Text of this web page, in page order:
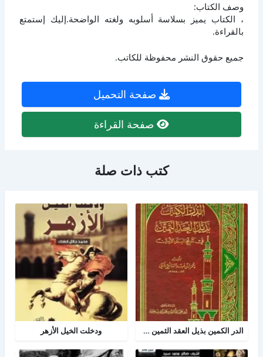
وصف الكتاب:
، الكتاب يميز بسلاسة أسلوبه ولغته الواضحة.إليك إستمتع
بالقراءة.
جميع حقوق النشر محفوظة للكاتب.
صفحة التحميل
صفحة القراءة
كتب ذات صلة
الدر الكمين بذيل العقد الثمين في تاريخ البلد الأمين ودخلت الخيل الأزهر